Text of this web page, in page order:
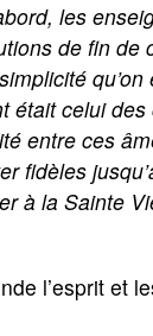
les
de fin de
qu’on
était celui
entre ces
fidèles
à la Sainte
l’esprit et